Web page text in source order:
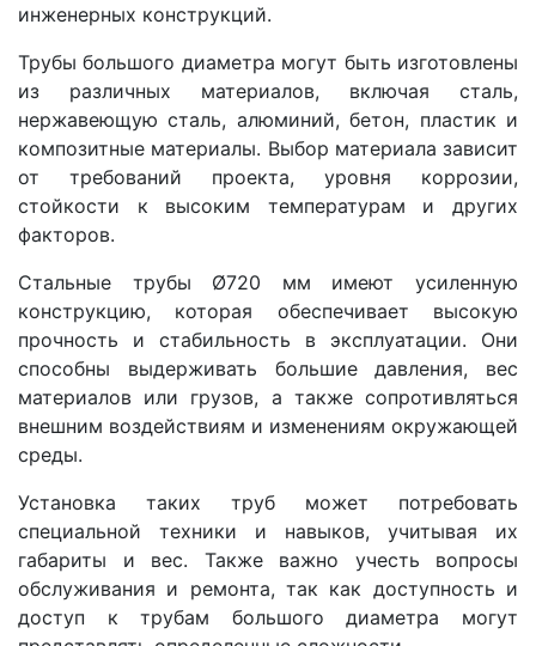
инженерных конструкций.
Трубы большого диаметра могут быть изготовлены
из различных материалов, включая сталь,
нержавеющую сталь, алюминий, бетон, пластик и
композитные материалы. Выбор материала зависит
от требований проекта, уровня коррозии,
стойкости к высоким температурам и других
факторов.
Стальные трубы Ø720 мм имеют усиленную
конструкцию, которая обеспечивает высокую
прочность и стабильность в эксплуатации. Они
способны выдерживать большие давления, вес
материалов или грузов, а также сопротивляться
внешним воздействиям и изменениям окружающей
среды.
Установка таких труб может потребовать
специальной техники и навыков, учитывая их
габариты и вес. Также важно учесть вопросы
обслуживания и ремонта, так как доступность и
доступ к трубам большого диаметра могут